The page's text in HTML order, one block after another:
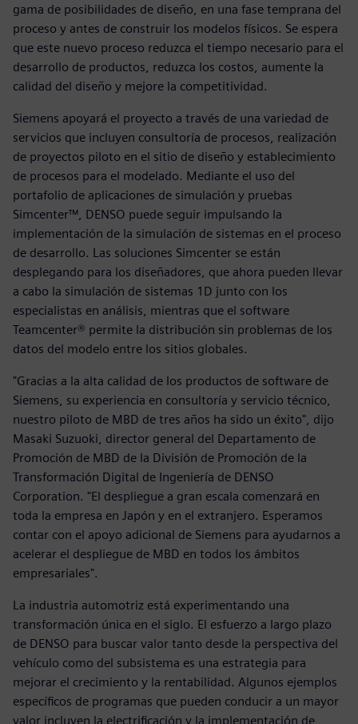
gama de posibilidades de diseño, en una fase temprana del
proceso y antes de construir los modelos físicos. Se espera
que este nuevo proceso reduzca el tiempo necesario para el
desarrollo de productos, reduzca los costos, aumente la
calidad del diseño y mejore la competitividad.
Siemens apoyará el proyecto a través de una variedad de
servicios que incluyen consultoría de procesos, realización
de proyectos piloto en el sitio de diseño y establecimiento
de procesos para el modelado. Mediante el uso del
portafolio de aplicaciones de simulación y pruebas
Simcenter™, DENSO puede seguir impulsando la
implementación de la simulación de sistemas en el proceso
de desarrollo. Las soluciones Simcenter se están
desplegando para los diseñadores, que ahora pueden llevar
a cabo la simulación de sistemas 1D junto con los
especialistas en análisis, mientras que el software
Teamcenter® permite la distribución sin problemas de los
datos del modelo entre los sitios globales.
"Gracias a la alta calidad de los productos de software de
Siemens, su experiencia en consultoría y servicio técnico,
nuestro piloto de MBD de tres años ha sido un éxito", dijo
Masaki Suzuoki, director general del Departamento de
Promoción de MBD de la División de Promoción de la
Transformación Digital de Ingeniería de DENSO
Corporation. "El despliegue a gran escala comenzará en
toda la empresa en Japón y en el extranjero. Esperamos
contar con el apoyo adicional de Siemens para ayudarnos a
acelerar el despliegue de MBD en todos los ámbitos
empresariales".
La industria automotriz está experimentando una
transformación única en el siglo. El esfuerzo a largo plazo
de DENSO para buscar valor tanto desde la perspectiva del
vehículo como del subsistema es una estrategia para
mejorar el crecimiento y la rentabilidad. Algunos ejemplos
específicos de programas que pueden conducir a un mayor
valor incluyen la electrificación y la implementación de